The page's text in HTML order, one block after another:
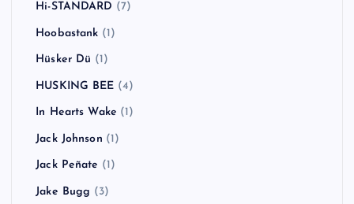
Hi-STANDARD (7)
Hoobastank (1)
Hüsker Dü (1)
HUSKING BEE (4)
In Hearts Wake (1)
Jack Johnson (1)
Jack Peñate (1)
Jake Bugg (3)